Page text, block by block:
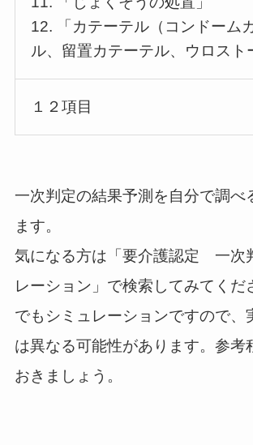
12. 「カテーテル（コンドーム
ル、留置カテーテル、ウロスト
１２項目
一次判定の結果予測を自分で調べ
ます。
気になる方は「要介護認定 一次
レーション」で検索してみてくだ
でもシミュレーションですので、
は異なる可能性があります。参考
おきましょう。